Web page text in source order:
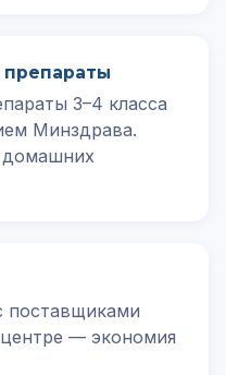
3–4 класса
Минздрава.
домашних
поставщиками
— экономия